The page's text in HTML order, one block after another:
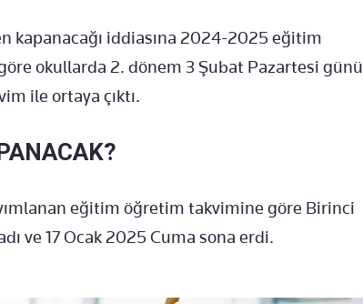
kapanacağı iddiasına 2024-2025 eğitim
okullarda 2. dönem 3 Şubat Pazartesi günü
ile ortaya çıktı.
eğitim öğretim takvimine göre Birinci
ve 17 Ocak 2025 Cuma sona erdi.